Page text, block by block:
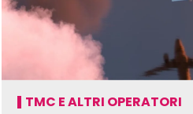
TMC E ALTRI OPERATORI